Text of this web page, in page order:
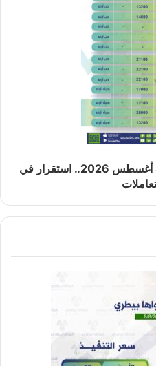
أسعار الخامات العلفية اليوم 8 أغسطس 2026.. استقرار في